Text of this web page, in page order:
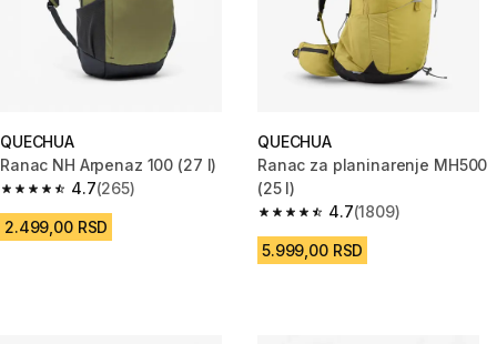
QUECHUA
Ranac NH Arpenaz 100 (27 l)
4.7
4.7 od 5 zvezdica from 265 Recenzije
(265)
2.499,00 RSD
QUECHUA
Ranac za planinarenje MH500
(25 l)
4.7
4.7 od 5 zvezdica from 1809
(1809)
5.999,00 RSD